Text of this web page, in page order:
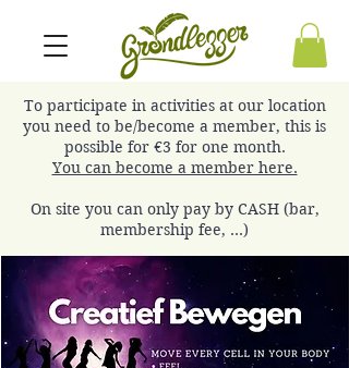
To participate in activities at our location
you need to be/become a member, this is
possible for €3 for one month.
You can become a member here.
On site you can only pay by CASH (bar,
membership fee, ...)